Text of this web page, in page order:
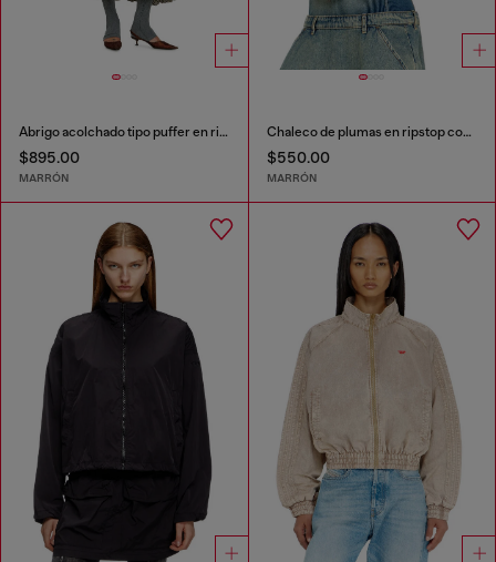
Abrigo acolchado tipo puffer en ripstop ultraligero
$895.00
MARRÓN
Chaleco de plumas en ripstop con capucha desmontable
$550.00
MARRÓN